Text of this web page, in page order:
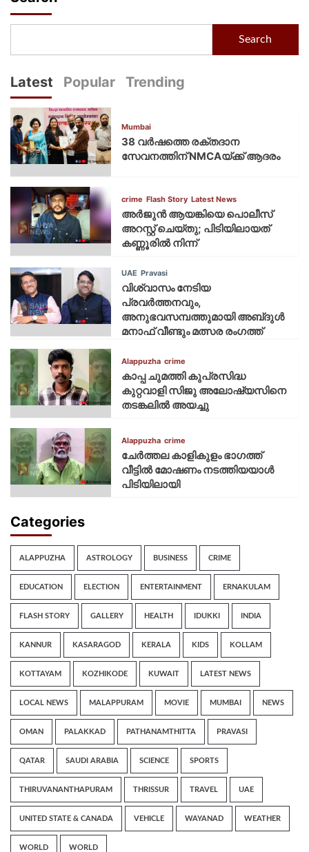
Search
Latest Popular Trending
Mumbai
38 വർഷത്തെ രക്തദാന
സേവനത്തിന് NMCAയ്ക്ക് ആദരം
crime Flash Story Latest News
അർജുൻ ആയങ്കിയെ പൊലീസ്
അറസ്റ്റ് ചെയ്‌തു; പിടിയിലായത്
കണ്ണൂരിൽ നിന്ന്
UAE Pravasi
വിശ്വാസം നേടിയ
പ്രവർത്തനവും,
അനുഭവസമ്പത്തുമായി അബ്‌ദുൾ
മനാഫ് വീണ്ടും മത്സര രംഗത്ത്
Alappuzha crime
കാപ്പ ചുമത്തി കുപ്രസിദ്ധ
കുറ്റവാളി സിജു അലോഷ്യസിനെ
തടങ്കലിൽ അയച്ചു
Alappuzha crime
ചേർത്തല കാളികുളം ഭാഗത്ത്
വീട്ടിൽ മോഷണം നടത്തിയയാൾ
പിടിയിലായി
Categories
ALAPPUZHA ASTROLOGY BUSINESS CRIME
EDUCATION ELECTION ENTERTAINMENT ERNAKULAM
FLASH STORY GALLERY HEALTH IDUKKI INDIA
KANNUR KASARAGOD KERALA KIDS KOLLAM
KOTTAYAM KOZHIKODE KUWAIT LATEST NEWS
LOCAL NEWS MALAPPURAM MOVIE MUMBAI NEWS
OMAN PALAKKAD PATHANAMTHITTA PRAVASI
QATAR SAUDI ARABIA SCIENCE SPORTS
THIRUVANANTHAPURAM THRISSUR TRAVEL UAE
UNITED STATE & CANADA VEHICLE WAYANAD WEATHER
WORLD WORLD